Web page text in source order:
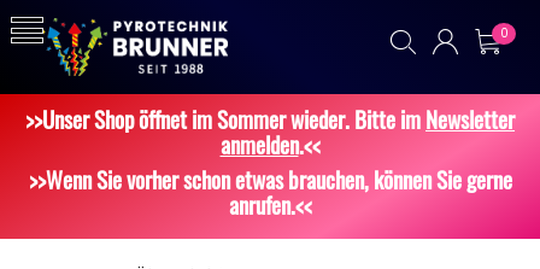
0
>>Unser Shop öffnet im Sommer wieder. Bitte imNewsletter
anmelden.<<
>>Wenn Sie vorher schon etwas brauchen, können Sie gerne
anrufen.<<